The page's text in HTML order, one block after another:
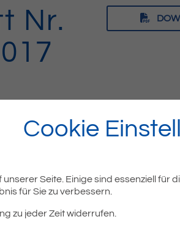
Nr.
Cookie
Seite. Einige sind essenziell für
für Sie zu verbessern.
zu jeder Zeit widerrufen.